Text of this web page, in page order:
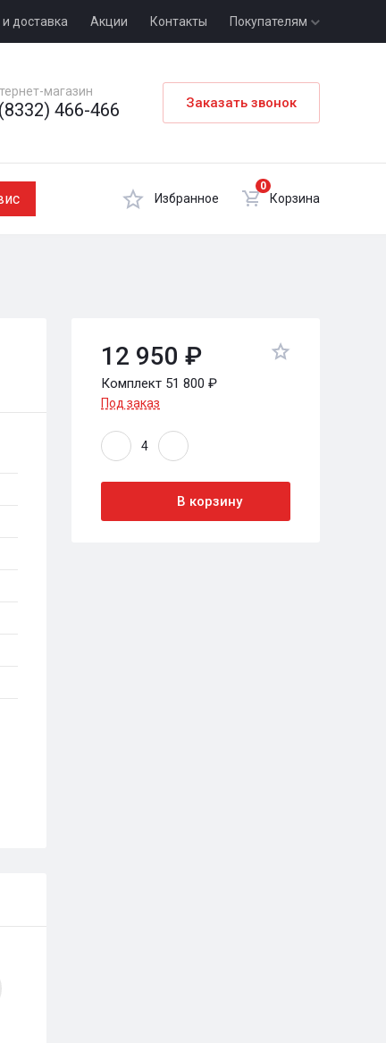
доставка Акции Контакты Покупателям
магазин
466-466 Заказать звонок
Избранное
0
Корзина
12 950 ₽
Комплект 51 800 ₽
Под заказ
В корзину